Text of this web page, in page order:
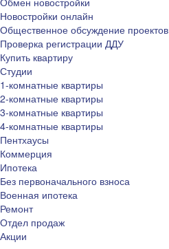
Новостройки онлайн
Общественное обсуждение проектов
Проверка регистрации ДДУ
Купить квартиру
Студии
1-комнатные квартиры
2-комнатные квартиры
3-комнатные квартиры
4-комнатные квартиры
Пентхаусы
Коммерция
Ипотека
Без первоначального взноса
Военная ипотека
Ремонт
Отдел продаж
Акции